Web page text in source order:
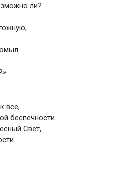
ли?
все,
беспечности.
Свет,